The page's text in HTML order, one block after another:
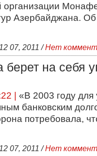
организации
Азербайджана. Об
12 07, 2011 /Нет
берет на себя
| «В 2003 году для
банковским
потребовала,
12 07, 2011 /Нет